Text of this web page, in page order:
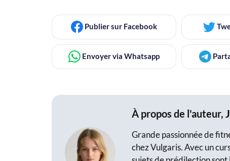
Publiersur Facebook
Envoyervia Whatsapp
À propos de l'auteur,
Grande passionnée de
chez Vulgaris. Avec un